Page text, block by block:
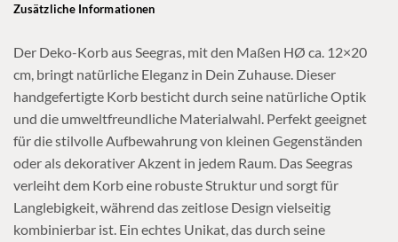
Zusätzliche Informationen
Der Deko-Korb aus Seegras, mit den Maßen HØ ca. 12×20
cm, bringt natürliche Eleganz in Dein Zuhause. Dieser
handgefertigte Korb besticht durch seine natürliche Optik
und die umweltfreundliche Materialwahl. Perfekt geeignet
für die stilvolle Aufbewahrung von kleinen Gegenständen
oder als dekorativer Akzent in jedem Raum. Das Seegras
verleiht dem Korb eine robuste Struktur und sorgt für
Langlebigkeit, während das zeitlose Design vielseitig
kombinierbar ist. Ein echtes Unikat, das durch seine